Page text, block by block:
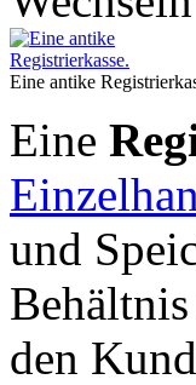
Eine antike
Eine
und
den